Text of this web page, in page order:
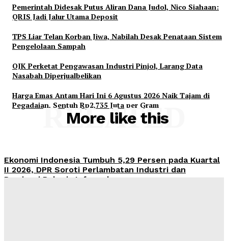
Pemerintah Didesak Putus Aliran Dana Judol, Nico Siahaan:
QRIS Jadi Jalur Utama Deposit
TPS Liar Telan Korban Jiwa, Nabilah Desak Penataan Sistem
Pengelolaan Sampah
OJK Perketat Pengawasan Industri Pinjol, Larang Data
Nasabah Diperjualbelikan
Harga Emas Antam Hari Ini 6 Agustus 2026 Naik Tajam di
Pegadaian, Sentuh Rp2,735 Juta per Gram
More like this
RELATED
Ekonomi Indonesia Tumbuh 5,29 Persen pada Kuartal
II 2026, DPR Soroti Perlambatan Industri dan
Dominasi Pekerja Informal